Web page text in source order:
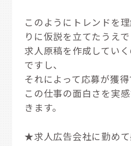
このようにトレンドを
りに仮説を立てたうえで
求人原稿を作成してい
ですし、
それによって応募が獲
この仕事の面白さを実
きます。
★求人広告会社に勤めて